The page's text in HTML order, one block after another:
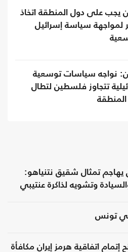
يجب على دول المنطقة اتخاذ
لمواجهة سياسة إسرائيل
نواجه سياسات توسعية
تتجاوز فلسطين لتطال
يهاجم تمثال شقيق نتنياهو:
وتشويه لذاكرة عنتيبي
تونس
اتفاقية هرمز إيران مكافأة